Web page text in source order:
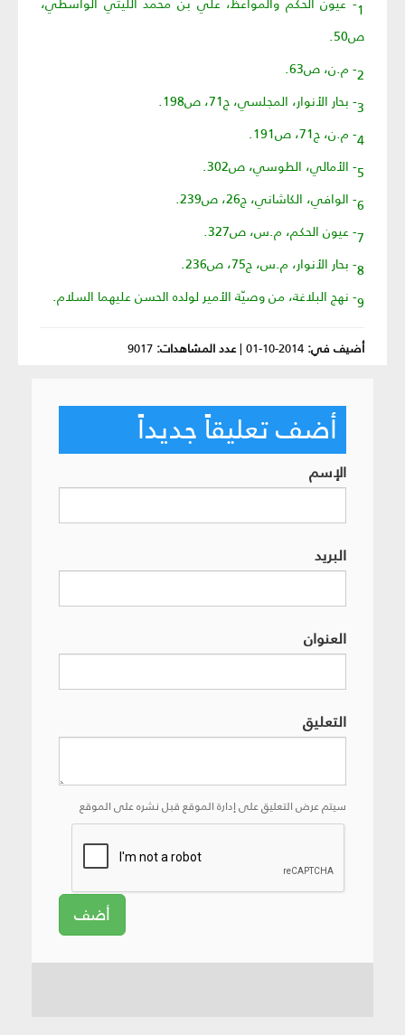
ص50.
2- م.ن، ص63.
3- بحار الأنوار، المجلسي، ج71، ص198.
4- م.ن، ج71، ص191.
5- الأمالي، الطوسي، ص302.
6- الوافي، الكاشاني، ج26، ص239.
7- عيون الحكم، م.س، ص327.
8- بحار الأنوار، م.س، ج75، ص236.
9- نهج البلاغة، من وصيّة الأمير لولده الحسن عليهما السلام.
أضيف في: 2014-10-01
|عدد المشاهدات: 9017
أضف تعليقاً جديداً
الإسم
البريد
العنوان
التعليق
سيتم عرض التعليق على إدارة الموقع قبل نشره على الموقع
أضف